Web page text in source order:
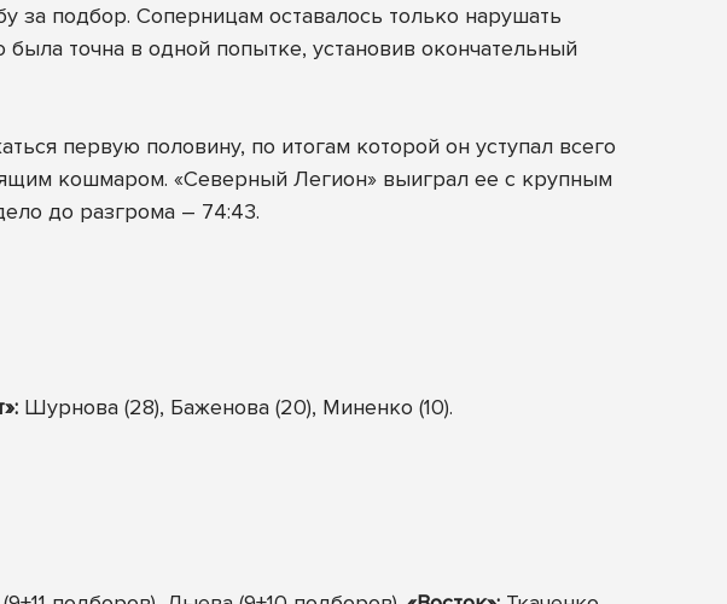
подбор. Соперницам оставалось только нарушать
точна в одной попытке, установив окончательный
первую половину, по итогам которой он уступал всего
кошмаром. «Северный Легион» выиграл ее с крупным
до разгрома – 74:43.
Шурнова (28), Баженова (20), Миненко (10).